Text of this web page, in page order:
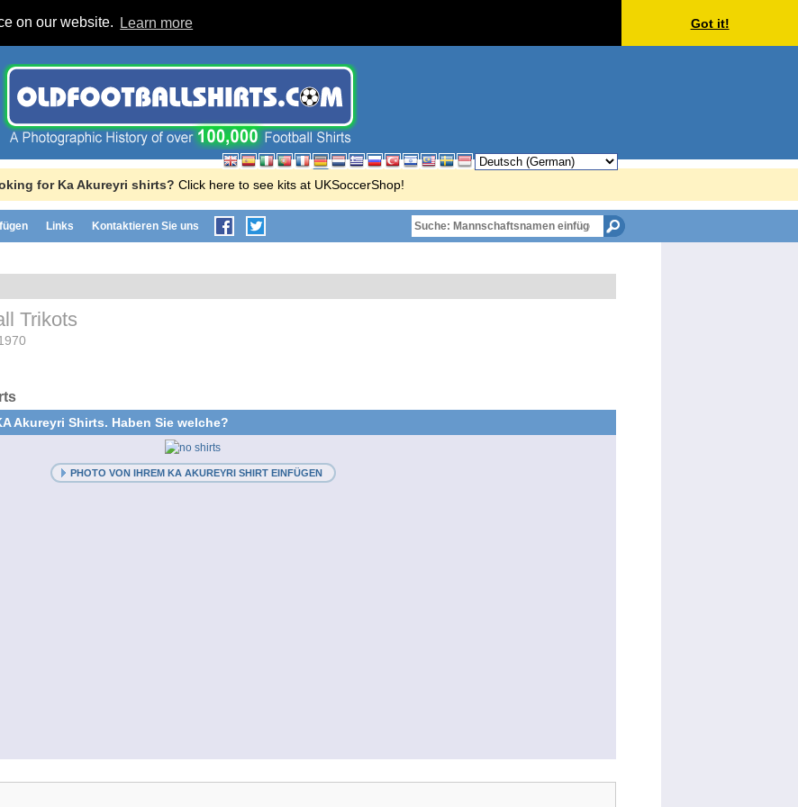
on our website. Learn more Got it!
for Ka Akureyri shirts? Click here to see kits at UKSoccerShop!
Links Kontaktieren Sie uns
Trikots
Akureyri Shirts. Haben Sie welche?
PHOTO VON IHREM KA AKUREYRI SHIRT EINFÜGEN